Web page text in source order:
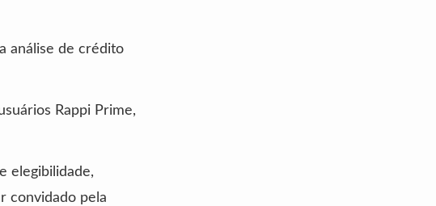
análise de crédito
Rappi Prime,
elegibilidade,
convidado pela